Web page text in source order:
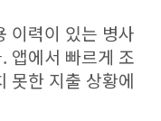
이력이 있는 병사
앱에서 빠르게 조
못한 지출 상황에